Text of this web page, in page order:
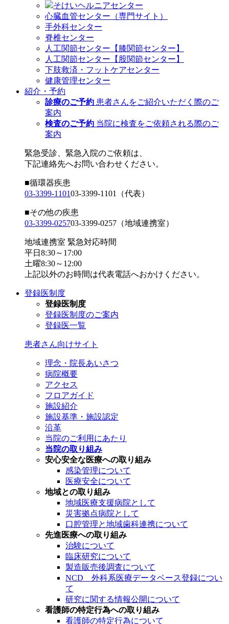
そけいヘルニアセンター
心臓血管センター（専門サイト）
手外科センター
脊椎センター
人工関節センター【膝関節センター】
人工関節センター【股関節センター】
下肢救済・フットケアセンター
健康管理センター
紹介・予約
診療のご予約 患者さんをご紹介いただく際のご
案内
検査のご予約 当院に検査をご依頼される際のご
案内
緊急受診、緊急入院のご依頼は、
下記連絡先へお問い合わせください。
■循環器疾患
03-3399-110103-3399-1101 （代表）
■その他の疾患
03-3399-025703-3399-0257 （地域連携室）
地域連携室 緊急対応時間
平日8:30～17:00
土曜8:30～12:00
上記以外のお時間は代表電話へおかけください。
登録医制度
登録医制度
登録医制度のご案内
登録医一覧
患者さん向けサイト
理念・院長あいさつ
病院概要
アクセス
フロアガイド
施設紹介
施設基準・施設認定
沿革
当院のご利用にあたり
当院の取り組み
安心安全な医療への取り組み
感染管理について
医療安全について
地域との取り組み
地域医療支援病院として
災害拠点病院として
口腔管理と地域歯科連携について
先進医療への取り組み
治験について
臨床研究について
製造販売後調査について
NCD 外科系医療データベース登録につい
て
研究に関する情報公開について
看護師の特定行為への取り組み
看護師の特定行為について